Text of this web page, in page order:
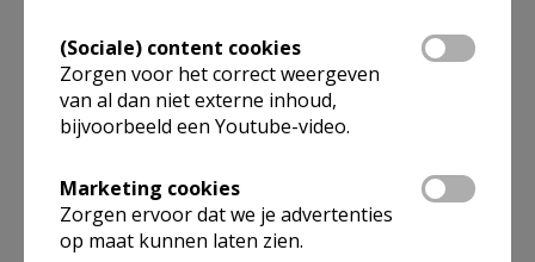
(Sociale) content cookies
Zorgen voor het correct weergeven
van al dan niet externe inhoud,
bijvoorbeeld een Youtube-video.
Marketing cookies
Zorgen ervoor dat we je advertenties
op maat kunnen laten zien.